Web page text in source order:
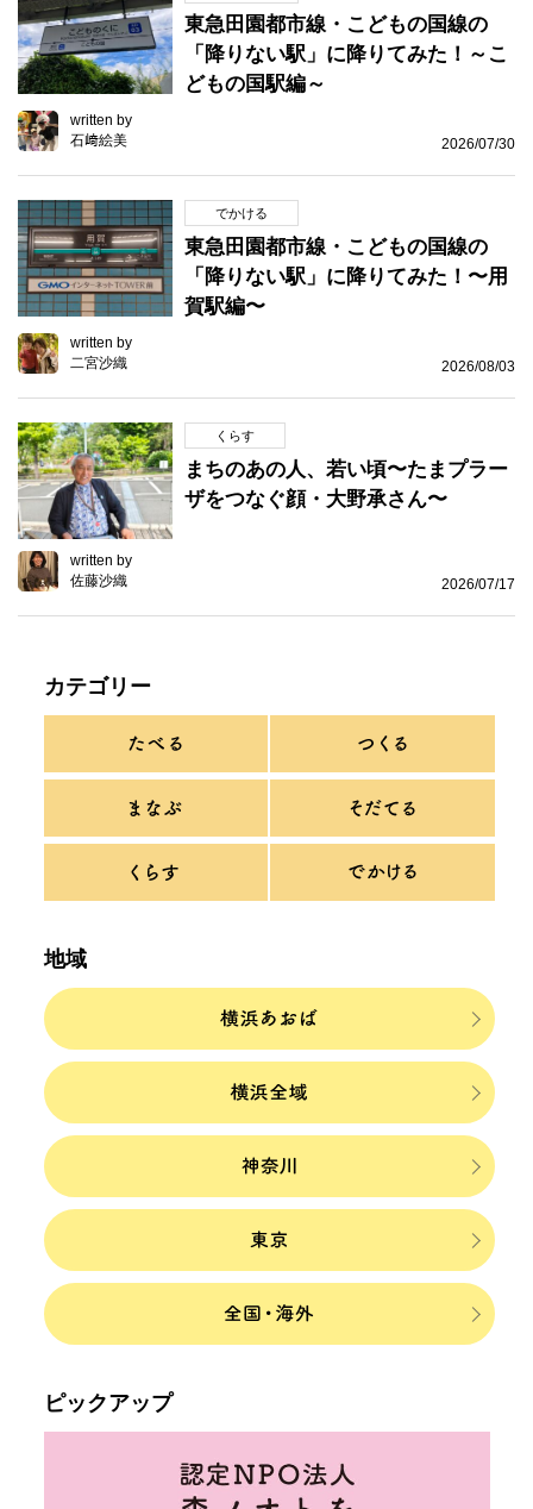
東急田園都市線・こどもの国線の
「降りない駅」に降りてみた！～こ
どもの国駅編～
written by
石﨑絵美
2026/07/30
でかける
東急田園都市線・こどもの国線の
「降りない駅」に降りてみた！〜用
賀駅編〜
written by
二宮沙織
2026/08/03
くらす
まちのあの人、若い頃〜たまプラー
ザをつなぐ顔・大野承さん〜
written by
佐藤沙織
2026/07/17
カテゴリー
地域
ピックアップ